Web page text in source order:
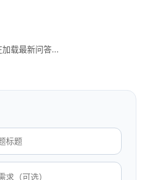
加载最新问答...